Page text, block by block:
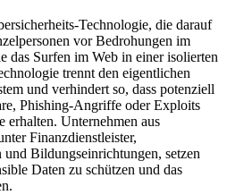
Technologie, die darauf
vor Bedrohungen im
das Surfen im Web in einer isolierten
trennt den eigentlichen
und verhindert so, dass potenziell
Phishing-Angriffe oder Exploits
Unternehmen aus
Finanzdienstleister,
Bildungseinrichtungen, setzen
Daten zu schützen und das